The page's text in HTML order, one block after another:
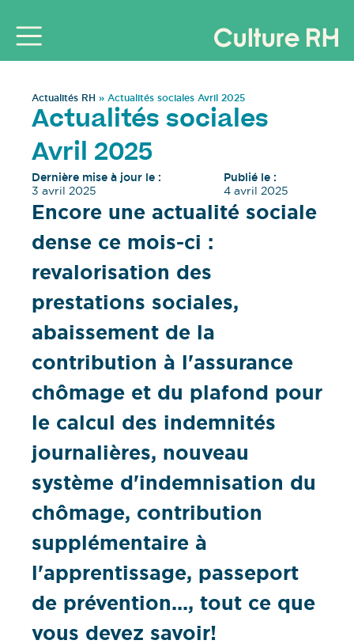
Actualités RH » Actualités sociales Avril 2025
Actualités sociales
Avril 2025
Dernière mise à jour le :
3 avril 2025
Publié le :
4 avril 2025
Encore une actualité sociale
dense ce mois-ci :
revalorisation des
prestations sociales,
abaissement de la
contribution à l'assurance
chômage et du plafond pour
le calcul des indemnités
journalières, nouveau
système d'indemnisation du
chômage, contribution
supplémentaire à
l'apprentissage, passeport
de prévention..., tout ce que
vous devez savoir!